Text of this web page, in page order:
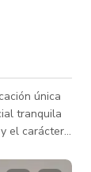
única
tranquila
el carácter